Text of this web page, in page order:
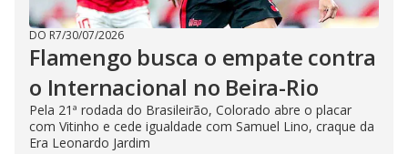
DO R7/30/07/2026
Flamengo busca o empate contra
o Internacional no Beira-Rio
Pela 21ª rodada do Brasileirão, Colorado abre o placar
com Vitinho e cede igualdade com Samuel Lino, craque da
Era Leonardo Jardim